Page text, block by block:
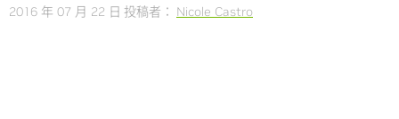
2016 年 07 月 22 日 投稿者： Nicole Castro